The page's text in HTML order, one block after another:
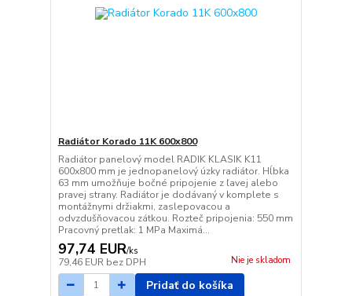
Radiátor Korado 11K 600x800
Radiátor panelový model RADIK KLASIK K11
600x800 mm je jednopanelový úzky radiátor. Hĺbka
63 mm umožňuje bočné pripojenie z ľavej alebo
pravej strany. Radiátor je dodávaný v komplete s
montážnymi držiakmi, zaslepovacou a
odvzdušňovacou zátkou. Rozteč pripojenia: 550 mm
Pracovný pretlak: 1 MPa Maximá...
97,74 EUR/ks
79,46 EUR bez DPH Nie je skladom
Pridať do košíka